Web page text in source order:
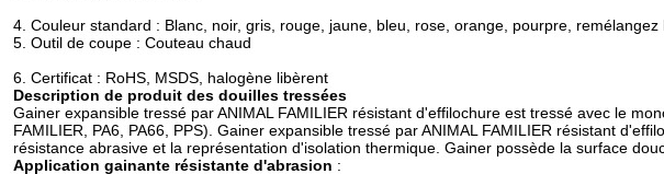
4. Couleur standard : Blanc, noir, gris, rouge, jaune, bleu, rose, orange, pourpre, remélangez
5. Outil de coupe : Couteau chaud
6. Certificat : RoHS, MSDS, halogène libèrent
Description de produit des douilles tressées
Gainer expansible tressé par ANIMAL FAMILIER résistant d'effilochure est tressé avec le
FAMILIER, PA6, PA66, PPS). Gainer expansible tressé par ANIMAL FAMILIER résistant
résistance abrasive et la représentation d'isolation thermique. Gainer possède la surface
Application gainante résistante d'abrasion :